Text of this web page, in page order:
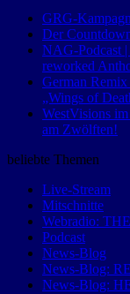
GRG-
Der
NAG-Podcast
reworked
German
„Wings of
WestVisions
am Zwölften!
beliebte Themen
Live-Stream
Mitschnitte
Webradio:
Podcast
News-Blog
News-Blog:
News-Blog: